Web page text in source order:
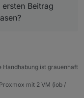
Beitrag
ist grauenhaft
mit 2 VM (iob /